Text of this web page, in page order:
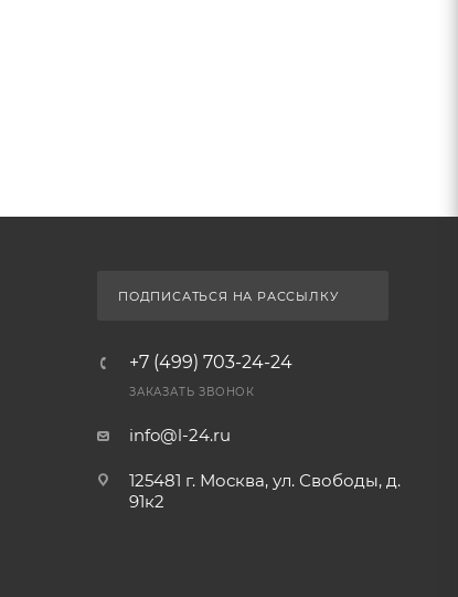
ПОДПИСАТЬСЯ НА РАССЫЛКУ
+7 (499) 703-24-24
ЗАКАЗАТЬ ЗВОНОК
info@l-24.ru
125481 г. Москва, ул. Свободы, д.
91к2